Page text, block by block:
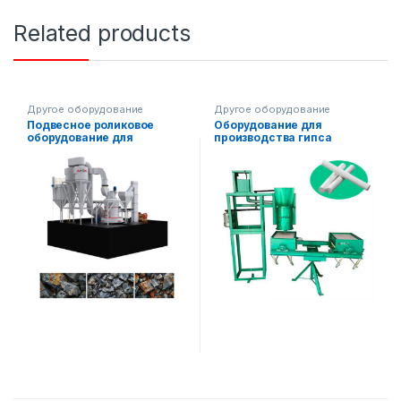
Related products
Другое оборудование
Подвесное роликовое
оборудование для
Другое оборудование
Оборудование для
производства гипса